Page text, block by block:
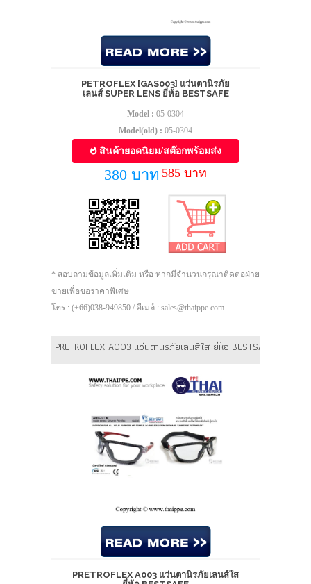
PETROFLEX [GAS003] แว่นตานิรภัย
เลนส์ SUPER LENS ยี่ห้อ BESTSAFE
Model : 05-0304
Model(old) : 05-0304
สินค้ายอดนิยม/สต๊อกพร้อมส่ง
380 บาท 585 บาท
* สอบถามข้อมูลเพิ่มเติม หรือ หากมีจำนวนกรุณาติดต่อฝ่าย
ขายเพื่อขอราคาพิเศษ
โทร : (+66)038-949850 / อีเมล์ : sales@thaippe.com
PRETROFLEX A003 แว่นตานิรภัยเลนส์ใส ยี่ห้อ BESTSAFE
PRETROFLEX A003 แว่นตานิรภัยเลนส์ใส